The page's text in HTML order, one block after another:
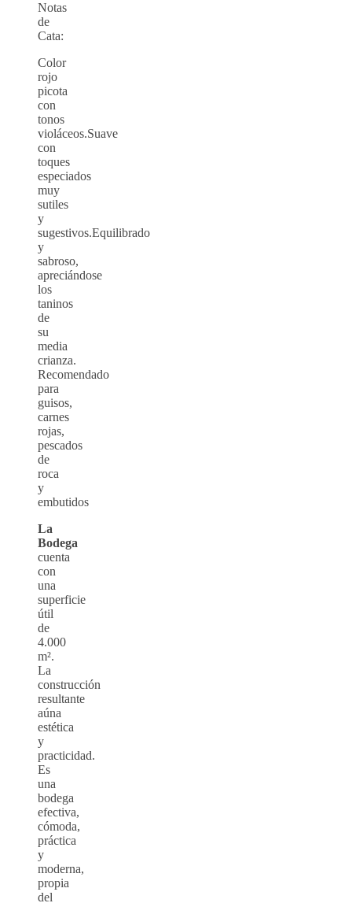
Notas
de
Cata:
Color
rojo
picota
con
tonos
violáceos.Suave
con
toques
especiados
muy
sutiles
y
sugestivos.Equilibrado
y
sabroso,
apreciándose
los
taninos
de
su
media
crianza.
Recomendado
para
guisos,
carnes
rojas,
pescados
de
roca
y
embutidos
La
Bodega
cuenta
con
una
superficie
útil
de
4.000
m².
La
construcción
resultante
aúna
estética
y
practicidad.
Es
una
bodega
efectiva,
cómoda,
práctica
y
moderna,
propia
del